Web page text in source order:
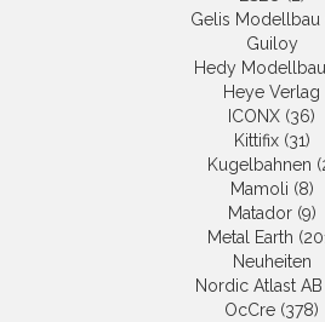
Gelis Modellbau
Guiloy
Hedy
Heye Verlag
ICONX (36)
Kittifix (31)
Kugelbahnen
Mamoli (8)
Matador (9)
Metal Earth
Neuheiten
Nordic Atlast AB
OcCre (378)